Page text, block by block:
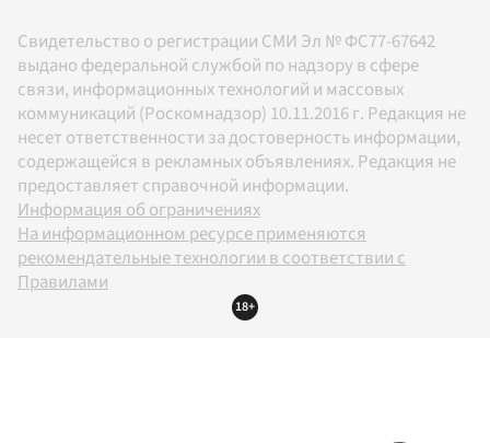
Свидетельство о регистрации СМИ Эл № ФС77-67642
выдано федеральной службой по надзору в сфере
связи, информационных технологий и массовых
коммуникаций (Роскомнадзор) 10.11.2016 г. Редакция не
несет ответственности за достоверность информации,
содержащейся в рекламных объявлениях. Редакция не
предоставляет справочной информации.
Информация об ограничениях
На информационном ресурсе применяются
рекомендательные технологии в соответствии с
Правилами
18+